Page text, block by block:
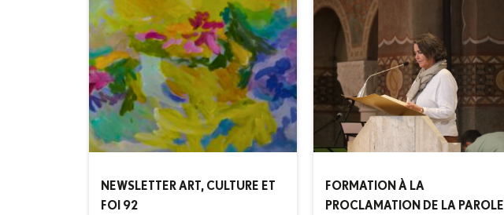
NEWSLETTER ART, CULTURE ET
FOI 92
FORMATION À LA
PROCLAMATION DE LA PAROLE